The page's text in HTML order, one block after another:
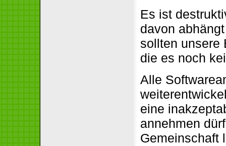
Es ist
davon
sollten unsere
die es noch
Alle
eine
annehmen
Gemeinschaft